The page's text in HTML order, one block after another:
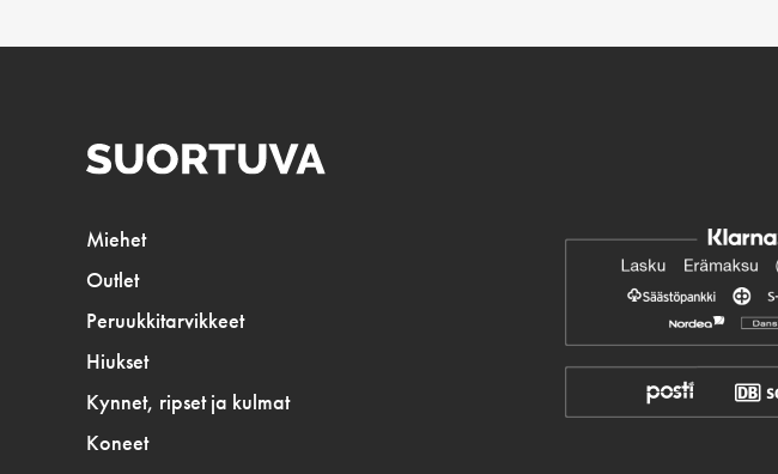
Miehet
Outlet
Peruukkitarvikkeet
Hiukset
Kynnet, ripset ja kulmat
Koneet